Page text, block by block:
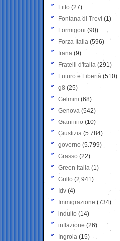
Fitto (27)
Fontana di Trevi (1)
Formigoni (90)
Forza Italia (596)
frana (9)
Fratelli d'Italia (291)
Futuro e Libertà (510)
g8 (25)
Gelmini (68)
Genova (542)
Giannino (10)
Giustizia (5.784)
governo (5.799)
Grasso (22)
Green Italia (1)
Grillo (2.941)
Idv (4)
Immigrazione (734)
indulto (14)
inflazione (26)
Ingroia (15)